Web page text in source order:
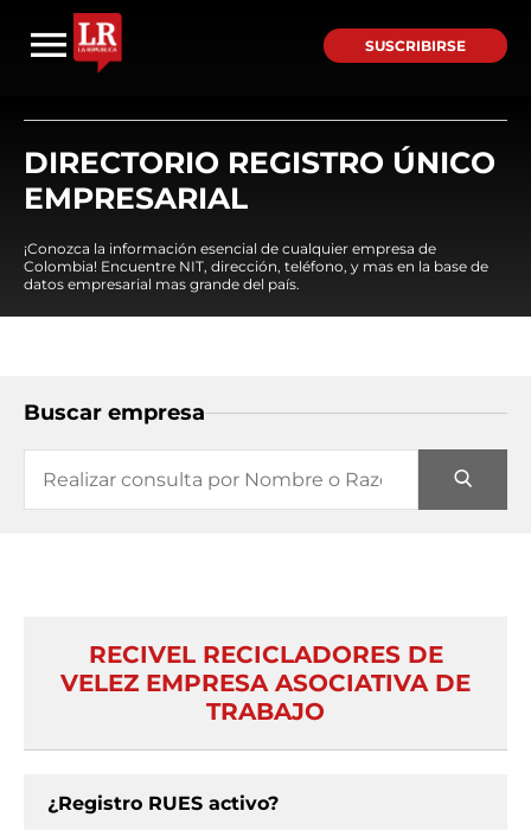
SUSCRIBIRSE
DIRECTORIO REGISTRO ÚNICO
EMPRESARIAL
¡Conozca la información esencial de cualquier empresa de
Colombia! Encuentre NIT, dirección, teléfono, y mas en la base de
datos empresarial mas grande del país.
Buscar empresa
RECIVEL RECICLADORES DE
VELEZ EMPRESA ASOCIATIVA DE
TRABAJO
¿Registro RUES activo?